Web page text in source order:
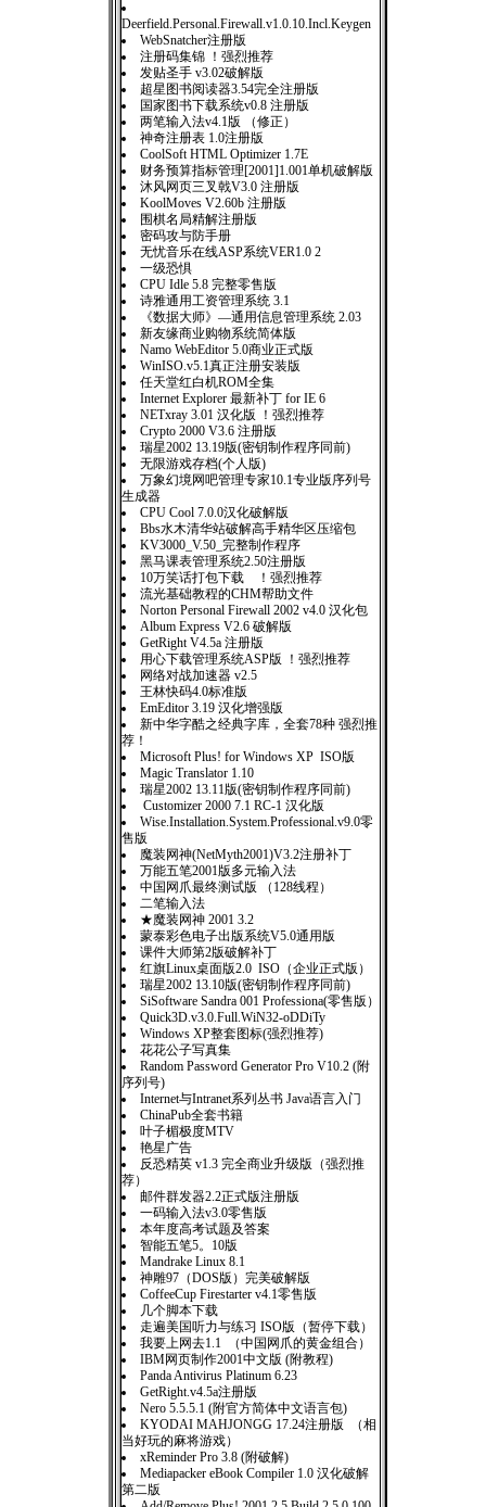
Deerfield.Personal.Firewall.v1.0.10.Incl.Keygen
WebSnatcher注册版
注册码集锦 ！强烈推荐
发贴圣手 v3.02破解版
超星图书阅读器3.54完全注册版
国家图书下载系统v0.8 注册版
两笔输入法v4.1版 （修正）
神奇注册表 1.0注册版
CoolSoft HTML Optimizer 1.7E
财务预算指标管理[2001]1.001单机破解版
沐风网页三叉戟V3.0 注册版
KoolMoves V2.60b 注册版
围棋名局精解注册版
密码攻与防手册
无忧音乐在线ASP系统VER1.0 2
一级恐惧
CPU Idle 5.8 完整零售版
诗雅通用工资管理系统 3.1
《数据大师》—通用信息管理系统 2.03
新友缘商业购物系统简体版
Namo WebEditor 5.0商业正式版
WinISO.v5.1真正注册安装版
任天堂红白机ROM全集
Internet Explorer 最新补丁 for IE 6
NETxray 3.01 汉化版 ！强烈推荐
Crypto 2000 V3.6 注册版
瑞星2002 13.19版(密钥制作程序同前)
无限游戏存档(个人版)
万象幻境网吧管理专家10.1专业版序列号
生成器
CPU Cool 7.0.0汉化破解版
Bbs水木清华站破解高手精华区压缩包
KV3000_V.50_完整制作程序
黑马课表管理系统2.50注册版
10万笑话打包下载 ！强烈推荐
流光基础教程的CHM帮助文件
Norton Personal Firewall 2002 v4.0 汉化包
Album Express V2.6 破解版
GetRight V4.5a 注册版
用心下载管理系统ASP版 ！强烈推荐
网络对战加速器 v2.5
王林快码4.0标准版
EmEditor 3.19 汉化增强版
新中华字酷之经典字库，全套78种 强烈推
荐！
Microsoft Plus! for Windows XP ISO版
Magic Translator 1.10
瑞星2002 13.11版(密钥制作程序同前)
Customizer 2000 7.1 RC-1 汉化版
Wise.Installation.System.Professional.v9.0零
售版
魔装网神(NetMyth2001)V3.2注册补丁
万能五笔2001版多元输入法
中国网爪最终测试版 （128线程）
二笔输入法
★魔装网神 2001 3.2
蒙泰彩色电子出版系统V5.0通用版
课件大师第2版破解补丁
红旗Linux桌面版2.0 ISO（企业正式版）
瑞星2002 13.10版(密钥制作程序同前)
SiSoftware Sandra 001 Professiona(零售版）
Quick3D.v3.0.Full.WiN32-oDDiTy
Windows XP整套图标(强烈推荐)
花花公子写真集
Random Password Generator Pro V10.2 (附
序列号)
Internet与Intranet系列丛书 Java语言入门
ChinaPub全套书籍
叶子楣极度MTV
艳星广告
反恐精英 v1.3 完全商业升级版（强烈推
荐）
邮件群发器2.2正式版注册版
一码输入法v3.0零售版
本年度高考试题及答案
智能五笔5。10版
Mandrake Linux 8.1
神雕97（DOS版）完美破解版
CoffeeCup Firestarter v4.1零售版
几个脚本下载
走遍美国听力与练习 ISO版（暂停下载）
我要上网去1.1 （中国网爪的黄金组合）
IBM网页制作2001中文版 (附教程)
Panda Antivirus Platinum 6.23
GetRight.v4.5a注册版
Nero 5.5.5.1 (附官方简体中文语言包)
KYODAI MAHJONGG 17.24注册版 （相
当好玩的麻将游戏）
xReminder Pro 3.8 (附破解)
Mediapacker eBook Compiler 1.0 汉化破解
第二版